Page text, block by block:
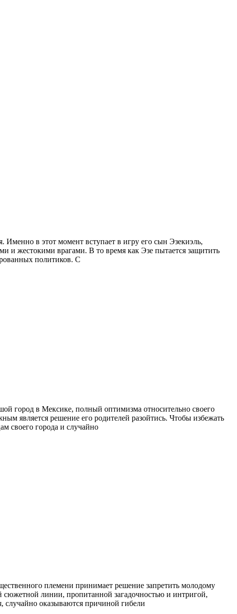
Именно в этот момент вступает в игру его сын Эзекиэль,
и жестокими врагами. В то время как Эзе пытается защитить
политиков. С
город в Мексике, полный оптимизма относительно своего
является решение его родителей разойтись. Чтобы избежать
своего города и случайно
племени принимает решение запретить молодому
сюжетной линии, пропитанной загадочностью и интригой,
случайно оказываются причиной гибели